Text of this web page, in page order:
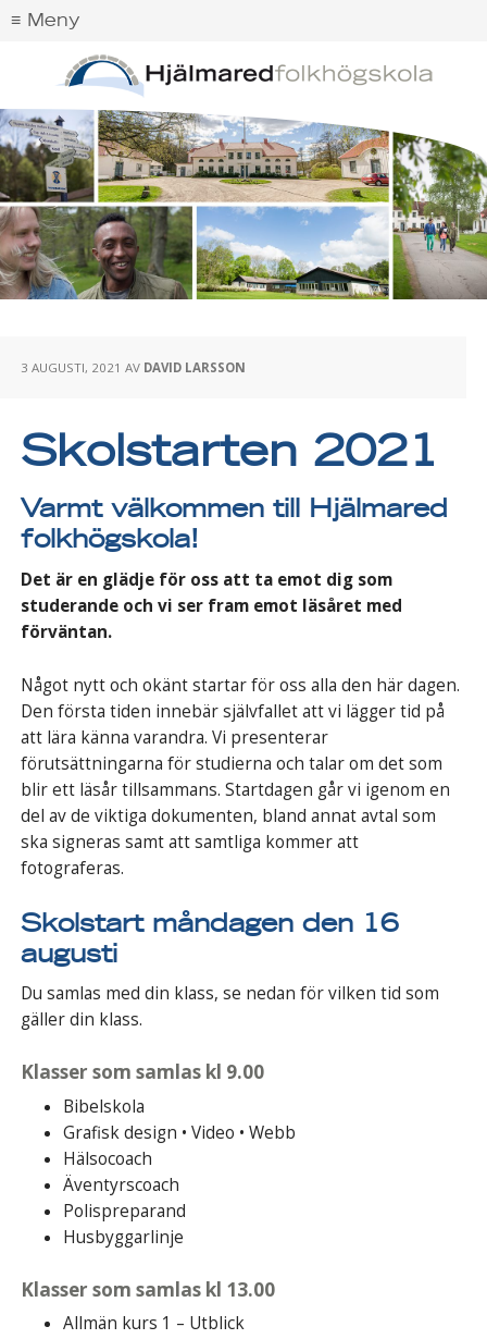
3 AUGUSTI, 2021 AV DAVID LARSSON
Skolstarten 2021
Varmt välkommen till Hjälmared
folkhögskola!
Det är en glädje för oss att ta emot dig som
studerande och vi ser fram emot läsåret med
förväntan.
Något nytt och okänt startar för oss alla den här dagen.
Den första tiden innebär självfallet att vi lägger tid på
att lära känna varandra. Vi presenterar
förutsättningarna för studierna och talar om det som
blir ett läsår tillsammans. Startdagen går vi igenom en
del av de viktiga dokumenten, bland annat avtal som
ska signeras samt att samtliga kommer att
fotograferas.
Skolstart måndagen den 16
augusti
Du samlas med din klass, se nedan för vilken tid som
gäller din klass.
Klasser som samlas kl 9.00
Bibelskola
Grafisk design • Video • Webb
Hälsocoach
Äventyrscoach
Polispreparand
Husbyggarlinje
Klasser som samlas kl 13.00
Allmän kurs 1 – Utblick